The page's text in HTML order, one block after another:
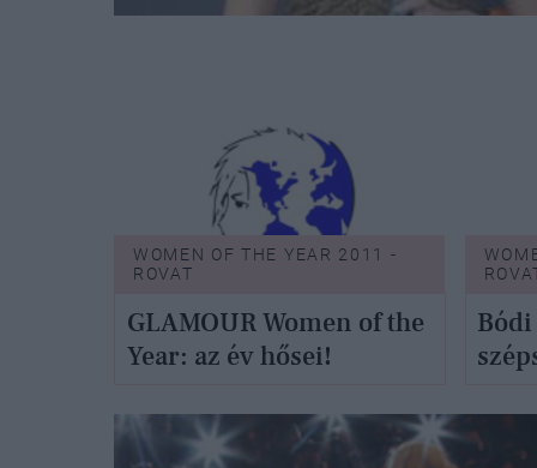
WOMEN OF THE YEAR 2011 -
ROVAT
GLAMOUR Women of the
Year: az év hősei!